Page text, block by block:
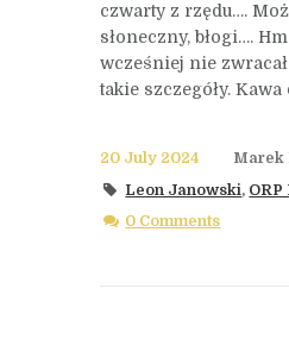
czwarty z rzędu….
słoneczny, błogi….
wcześniej nie
takie szczegóły. Kawa
20 July 2024
Marek
Leon Janowski, ORP
0 Comments